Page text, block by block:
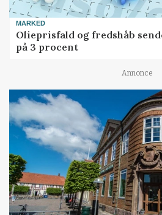
MARKED
Olieprisfald og fredshåb
på 3 procent
Annonce